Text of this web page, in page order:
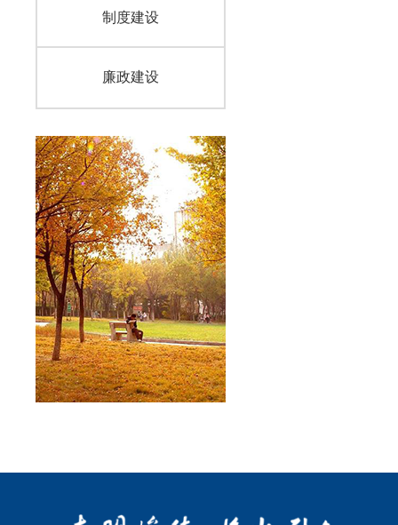
制度建设
廉政建设